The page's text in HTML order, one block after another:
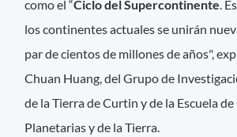
como el “Ciclo del Supercontinente.
los continentes actuales se unirán
par de cientos de millones de años",
Chuan Huang, del Grupo de
de la Tierra de Curtin y de la Escuela
Planetarias y de la Tierra.